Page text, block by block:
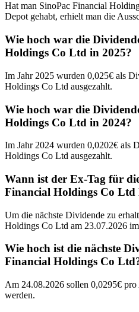
Hat man SinoPac Financial
Depot gehabt, erhielt man die
Wie hoch war die
Holdings Co Ltd in 2025?
Im Jahr 2025 wurden 0,025€ als
Holdings Co Ltd ausgezahlt.
Wie hoch war die
Holdings Co Ltd in 2024?
Im Jahr 2024 wurden 0,0202€ als
Holdings Co Ltd ausgezahlt.
Wann ist der Ex-Tag für
Financial Holdings Co Ltd
Um die nächste Dividende zu
Holdings Co Ltd am 23.07.2026
Wie hoch ist die nächste
Financial Holdings Co
Am 24.08.2026 sollen 0,0295€
werden.